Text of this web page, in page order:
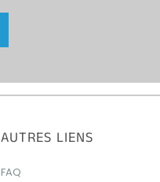
AUTRES LIENS
FAQ